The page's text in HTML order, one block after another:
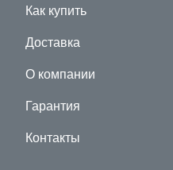
Как купить
Доставка
О компании
Гарантия
Контакты